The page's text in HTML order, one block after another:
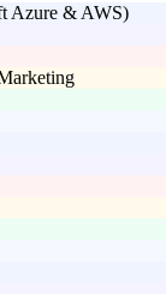
Azure & AWS)